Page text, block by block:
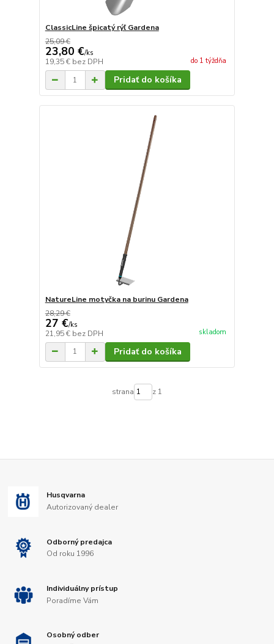
ClassicLine špicatý rýľ Gardena
25,09 €
23,80 €/ks
19,35 € bez DPH do 1 týždňa
Pridať do košíka
NatureLine motyčka na burinu Gardena
28,29 €
27 €/ks
21,95 € bez DPH skladom
Pridať do košíka
strana z 1
Husqvarna
Autorizovaný dealer
Odborný predajca
Od roku 1996
Individuálny prístup
Poradíme Vám
Osobný odber